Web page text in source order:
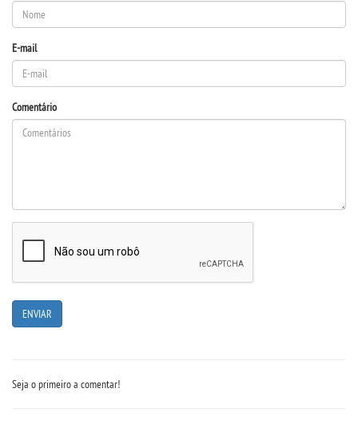
IMPRENSA
OUVIDORIA
E-mail
Comentário
Seja o primeiro a comentar!